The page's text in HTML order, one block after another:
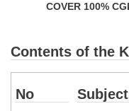
COVER 100%
Contents of the
No